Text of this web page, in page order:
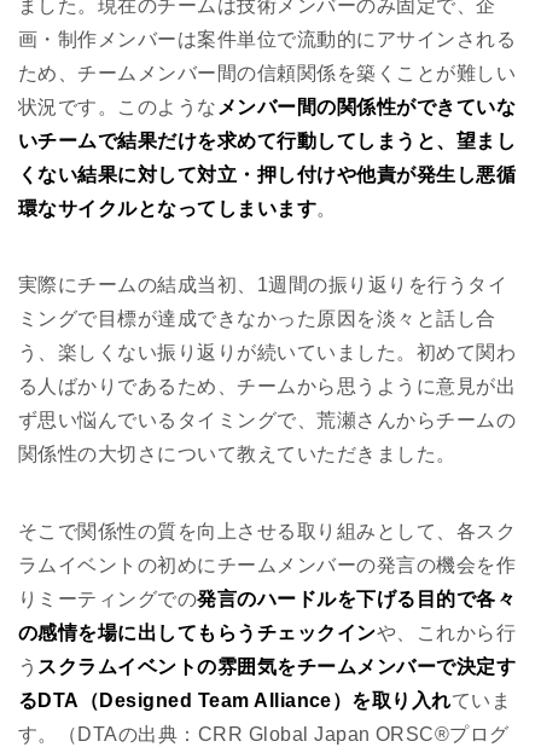
ました。現在のチームは技術メンバーのみ固定で、企
画・制作メンバーは案件単位で流動的にアサインされる
ため、チームメンバー間の信頼関係を築くことが難しい
状況です。このような メンバー間の関係性ができていな
いチームで結果だけを求めて行動してしまうと、望まし
くない結果に対して対立・押し付けや他責が発生し悪循
環なサイクルとなってしまいます。
実際にチームの結成当初、1週間の振り返りを行うタイ
ミングで目標が達成できなかった原因を淡々と話し合
う、楽しくない振り返りが続いていました。初めて関わ
る人ばかりであるため、チームから思うように意見が出
ず思い悩んでいるタイミングで、荒瀬さんからチームの
関係性の大切さについて教えていただきました。
そこで関係性の質を向上させる取り組みとして、各スク
ラムイベントの初めにチームメンバーの発言の機会を作
りミーティングでの発言のハードルを下げる目的で各々
の感情を場に出してもらうチェックインや、これから行
う スクラムイベントの雰囲気をチームメンバーで決定す
るDTA（Designed Team Alliance）を取り入れていま
す。（DTAの出典：CRR Global Japan ORSC®プログ